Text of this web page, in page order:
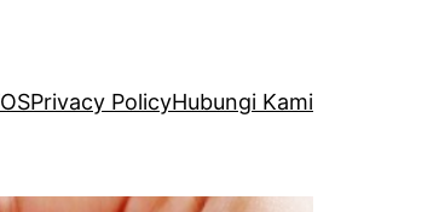
Privacy PolicyHubungi Kami